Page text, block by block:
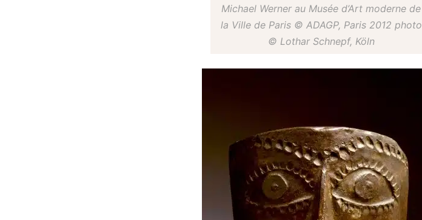
Michael Werner au Musée d’Art moderne de
la Ville de Paris © ADAGP, Paris 2012 photo
© Lothar Schnepf, Köln